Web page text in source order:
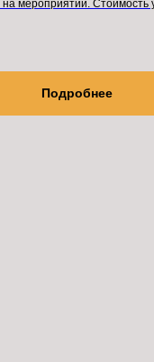
мероприятии. Стоимость
Подробнее